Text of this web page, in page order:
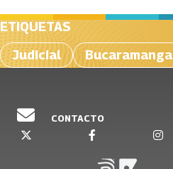
ETIQUETAS
Judicial
Bucaramanga
CONTACTO